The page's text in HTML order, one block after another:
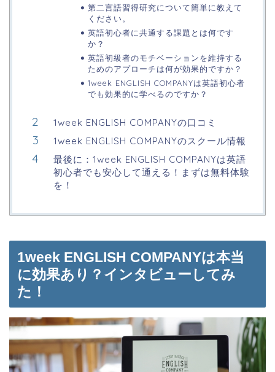
第二言語習得研究について簡単に教えて
ください。
英語初心者に共通する課題とは何です
か？
英語初級者のモチベーションを維持する
ためのアプローチは何が効果的ですか？
1week ENGLISH COMPANYは英語初心者
でも効果的に学べるのですか？
1week ENGLISH COMPANYの口コミ
1week ENGLISH COMPANYのスクール情報
最後に：1week ENGLISH COMPANYは英語
初心者でも安心して通える！まずは無料体験
を！
1week ENGLISH COMPANYは本当
に効果あり？インタビューしてみ
た！